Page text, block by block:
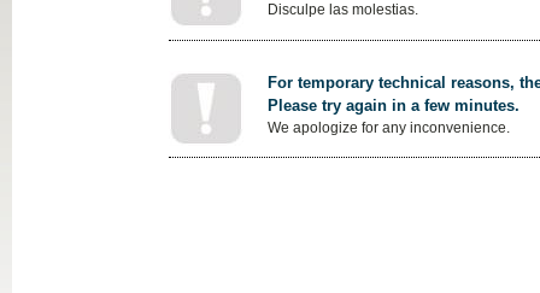
Disculpe las molestias.
For temporary technical reasons,
Please try again in a few minutes.
We apologize for any inconvenience.